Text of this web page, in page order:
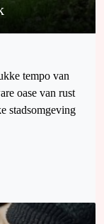
tempo van
oase van rust
stadsomgeving